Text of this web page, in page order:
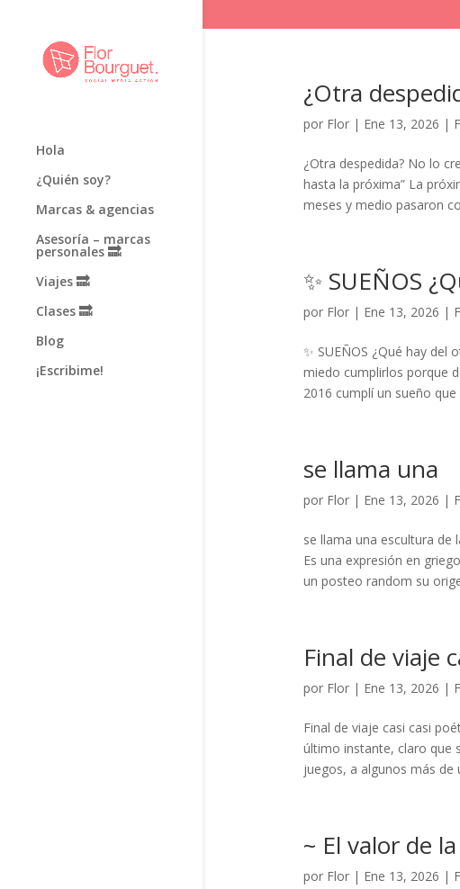
Hola
¿Quién soy?
Marcas & agencias
Asesoría – marcas
personales 🔜
Viajes 🔜
Clases 🔜
Blog
¡Escribime!
¿Otra
por Flor| Ene 13, 2026 |
¿Otra despedida? No lo
hasta la próxima” La
meses y medio pasaron
✨ SUEÑOS
por Flor| Ene 13, 2026 |
✨ SUEÑOS ¿Qué hay del
miedo cumplirlos porque
2016 cumplí un sueño
se llama una
por Flor| Ene 13, 2026 |
se llama una escultura de
Es una expresión en
un posteo random su
Final de viaje
por Flor| Ene 13, 2026 |
Final de viaje casi casi
último instante, claro que
juegos, a algunos más de
~ El valor de la
por Flor| Ene 13, 2026 |